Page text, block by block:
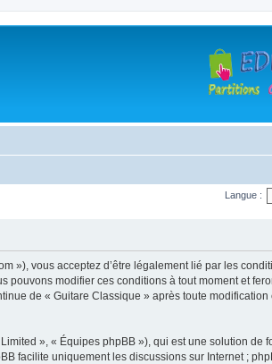
Langue :
»), vous acceptez d’être légalement lié par les
pouvons modifier ces conditions à tout moment et
de « Guitare Classique » après toute modification
», « Équipes phpBB »), qui est une solution de
facilite uniquement les discussions sur Internet ;